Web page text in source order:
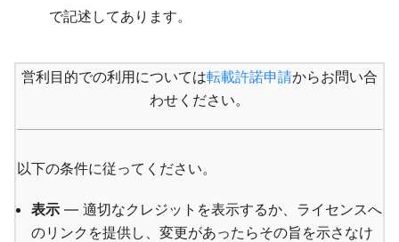
で記述してあります。
営利目的での利用については転載許諾申請からお問い合
わせください。
以下の条件に従ってください。
表示 — 適切なクレジットを表示するか、ライセンスへ
のリンクを提供し、変更があったらその旨を示さなけ